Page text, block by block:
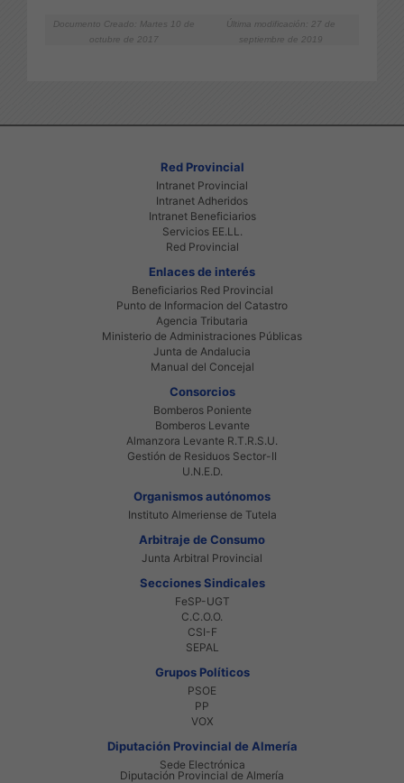
Documento Creado: Martes 10 de
octubre de 2017
Última modificación: 27 de
septiembre de 2019
Red Provincial
Intranet Provincial
Intranet Adheridos
Intranet Beneficiarios
Servicios EE.LL.
Red Provincial
Enlaces de interés
Beneficiarios Red Provincial
Punto de Informacion del Catastro
Agencia Tributaria
Ministerio de Administraciones Públicas
Junta de Andalucia
Manual del Concejal
Consorcios
Bomberos Poniente
Bomberos Levante
Almanzora Levante R.T.R.S.U.
Gestión de Residuos Sector-II
U.N.E.D.
Organismos autónomos
Instituto Almeriense de Tutela
Arbitraje de Consumo
Junta Arbitral Provincial
Secciones Sindicales
FeSP-UGT
C.C.O.O.
CSI-F
SEPAL
Grupos Políticos
PSOE
PP
VOX
Diputación Provincial de Almería
Sede Electrónica
Diputación Provincial de Almería